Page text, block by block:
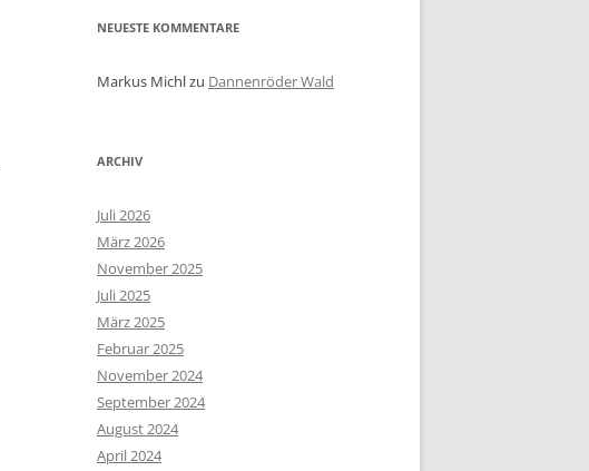
NEUESTE KOMMENTARE
Markus Michlzu Dannenröder Wald
ARCHIV
Juli 2026
März 2026
November 2025
Juli 2025
März 2025
Februar 2025
November 2024
September 2024
August 2024
April 2024